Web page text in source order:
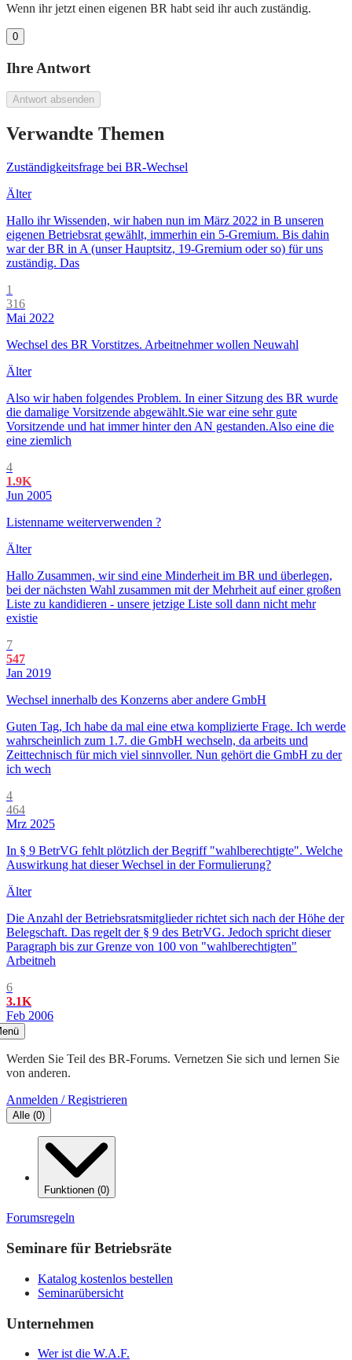
Wenn ihr jetzt einen eigenen BR habt seid ihr auch zuständig.
0
Ihre Antwort
Antwort absenden
Verwandte Themen
Zuständigkeitsfrage bei BR-Wechsel
Älter
Hallo ihr Wissenden, wir haben nun im März 2022 in B unseren
eigenen Betriebsrat gewählt, immerhin ein 5-Gremium. Bis dahin
war der BR in A (unser Hauptsitz, 19-Gremium oder so) für uns
zuständig. Das
1
316
Mai 2022
Wechsel des BR Vorstitzes. Arbeitnehmer wollen Neuwahl
Älter
Also wir haben folgendes Problem. In einer Sitzung des BR wurde
die damalige Vorsitzende abgewählt.Sie war eine sehr gute
Vorsitzende und hat immer hinter den AN gestanden.Also eine die
eine ziemlich
4
1.9K
Jun 2005
Listenname weiterverwenden ?
Älter
Hallo Zusammen, wir sind eine Minderheit im BR und überlegen,
bei der nächsten Wahl zusammen mit der Mehrheit auf einer großen
Liste zu kandidieren - unsere jetzige Liste soll dann nicht mehr
existie
7
547
Jan 2019
Wechsel innerhalb des Konzerns aber andere GmbH
Guten Tag, Ich habe da mal eine etwa komplizierte Frage. Ich werde
wahrscheinlich zum 1.7. die GmbH wechseln, da arbeits und
Zeittechnisch für mich viel sinnvoller. Nun gehört die GmbH zu der
ich wech
4
464
Mrz 2025
In § 9 BetrVG fehlt plötzlich der Begriff "wahlberechtigte". Welche
Auswirkung hat dieser Wechsel in der Formulierung?
Älter
Die Anzahl der Betriebsratsmitglieder richtet sich nach der Höhe der
Belegschaft. Das regelt der § 9 des BetrVG. Jedoch spricht dieser
Paragraph bis zur Grenze von 100 von "wahlberechtigten"
Arbeitneh
6
3.1K
Feb 2006
Werden Sie Teil des BR-Forums. Vernetzen Sie sich und lernen Sie
von anderen.
Anmelden / Registrieren
Alle (0)
Funktionen (0)
Forumsregeln
Seminare für Betriebsräte
Katalog kostenlos bestellen
Seminarübersicht
Unternehmen
Wer ist die W.A.F.